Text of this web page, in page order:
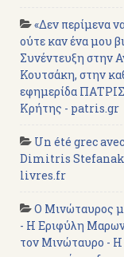
«Δεν περίμενα
ούτε καν ένα μου
Συνέντευξη στην
Κουτσάκη, στην
εφημερίδα
Κρήτης - patris.gr
Un été grec
Dimitris
livres.fr
Ο Μινώταυρος
- Η Εριφύλη
τον Μινώταυρο -